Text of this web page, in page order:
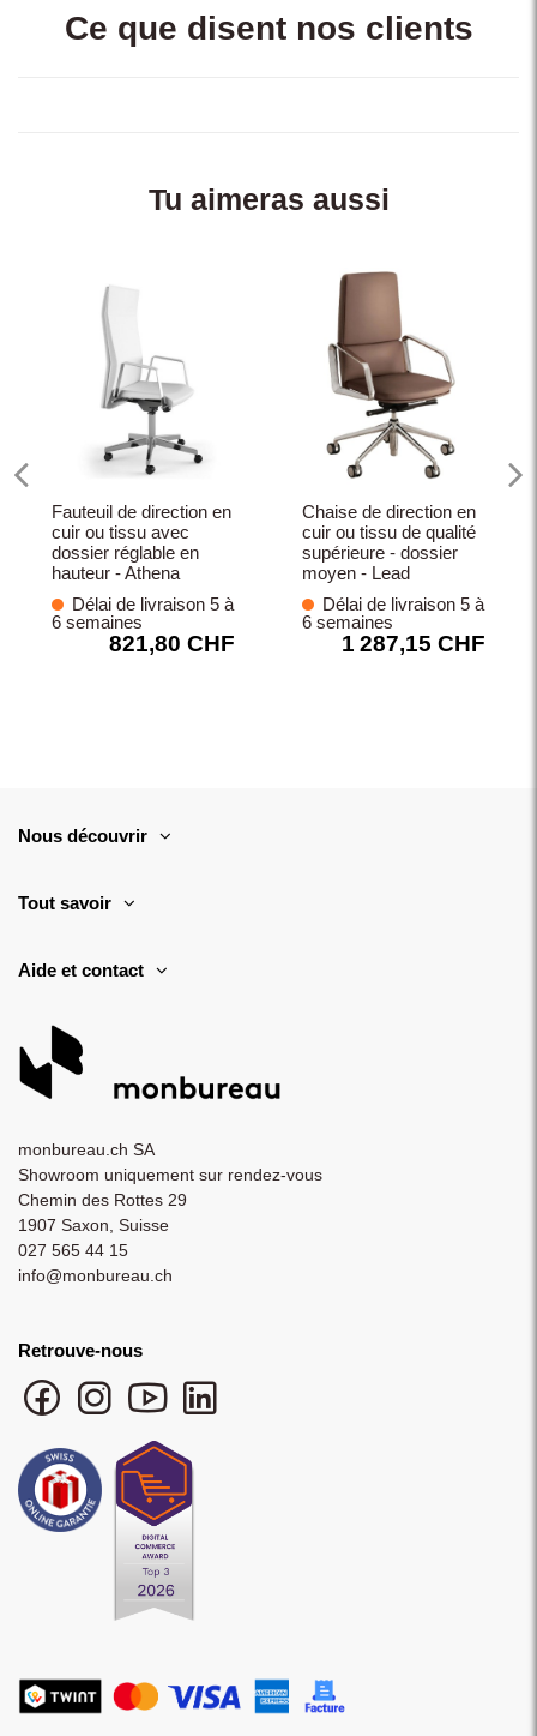
Ce que disent nos clients
Tu aimeras aussi
Fauteuil de direction en
cuir ou tissu avec
dossier réglable en
hauteur - Athena
Délai de livraison 5 à
6 semaines
821,80 CHF
Chaise de direction en
cuir ou tissu de qualité
supérieure - dossier
moyen - Lead
Délai de livraison 5 à
6 semaines
1 287,15 CHF
Nous découvrir
Tout savoir
Aide et contact
monbureau.ch SA
Showroom uniquement sur rendez-vous
Chemin des Rottes 29
1907 Saxon, Suisse
027 565 44 15
info@monbureau.ch
Retrouve-nous
Facebook monbureau
Instagram monbureau
YouTube monbureau